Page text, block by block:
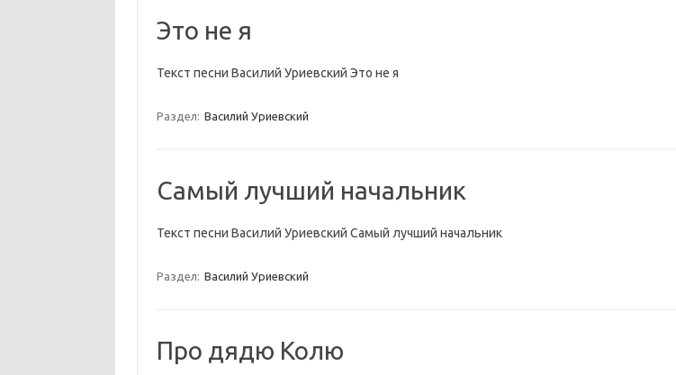
Это не я
Текст песни Василий Уриевский Это не я
Раздел: Василий Уриевский
Самый лучший начальник
Текст песни Василий Уриевский Самый лучший начальник
Раздел: Василий Уриевский
Про дядю Колю